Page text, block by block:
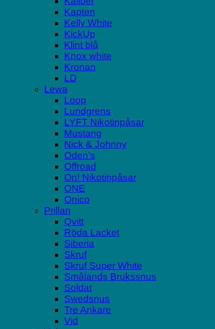
Kapten
Kelly White
KickUp
Klint blå
Knox white
Kronan
LD
Lewa
Loop
Lundgrens
LYFT Nikotinpåsar
Mustang
Nick & Johnny
Oden’s
Offroad
On! Nikotinpåsar
ONE
Onico
Prillan
Qvitt
Röda Lacket
Siberia
Skruf
Skruf Super White
Smålands Brukssnus
Soldat
Swedsnus
Tre Ankare
Vid